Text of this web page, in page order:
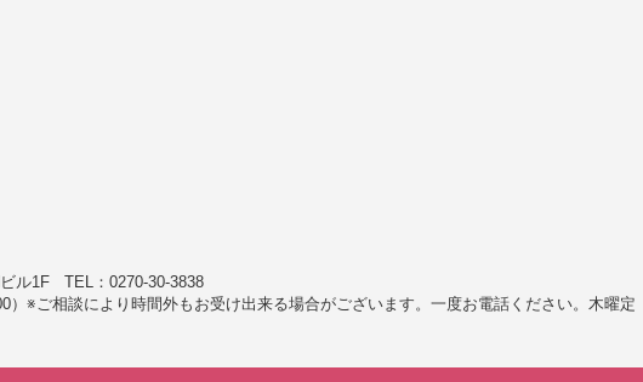
ビル1F TEL：0270-30-3838
）※ご相談により時間外もお受け出来る場合がございます。一度お電話ください。 木曜定